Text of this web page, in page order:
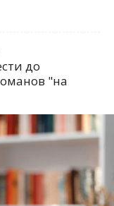
до
"на